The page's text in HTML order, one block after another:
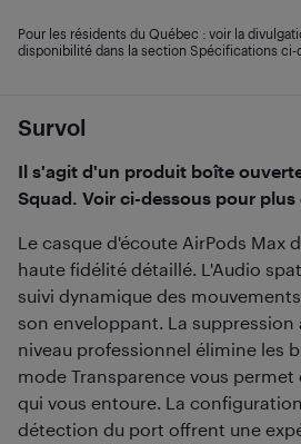
Survol
Il s'agit d'un produit boîte
Squad. Voir ci-dessous pour
Le casque d'écoute AirPods Max
haute fidélité détaillé. L'Audio
suivi dynamique des
son enveloppant. La
niveau professionnel élimine les
mode Transparence vous
qui vous entoure. La
détection du port offrent une
Pour les résidents du Québec : voir la
disponibilité dans la section Spécifications ci-